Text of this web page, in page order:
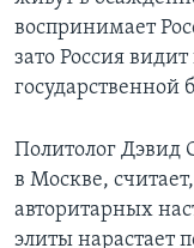
воспринимает
зато Россия
государственной
Политолог Дэвид
в Москве,
авторитарных
элиты нарастает